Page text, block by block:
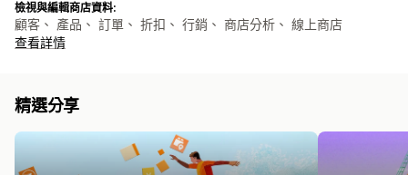
檢視與編輯商店資料:
顧客、 產品、 訂單、 折扣、 行銷、 商店分析、 線上商店
查看詳情
精選分享